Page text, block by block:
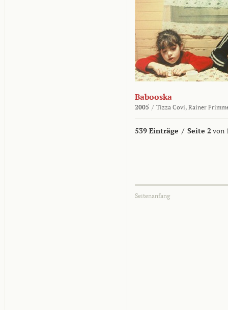
Babooska
2005 / Tizza Covi, Rainer
539 Einträge / Seite 2 von
Seitenanfang